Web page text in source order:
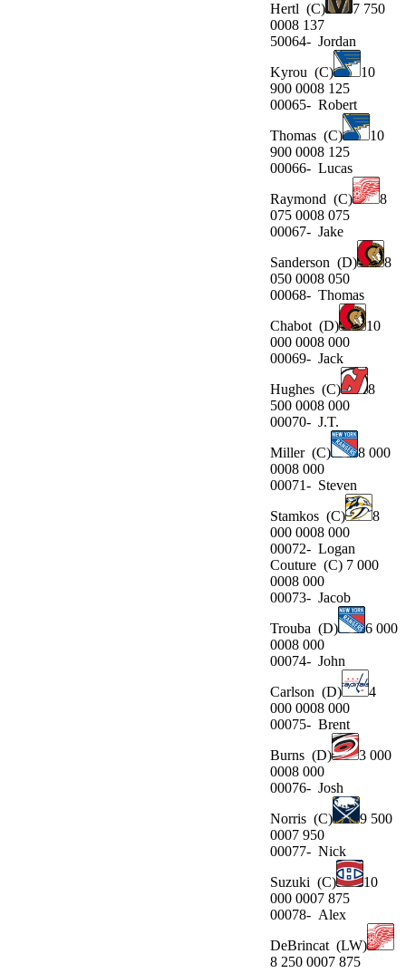
Hertl (C)
7 750
0008 137
50064- Jordan
Kyrou (C)
10
900 0008 125
00065- Robert
Thomas (C)
10
900 0008 125
00066- Lucas
Raymond (C)
8
075 0008 075
00067- Jake
Sanderson (D)
8
050 0008 050
00068- Thomas
Chabot (D)
10
000 0008 000
00069- Jack
Hughes (C)
8
500 0008 000
00070- J.T.
Miller(C)
8 000
0008 000
00071- Steven
Stamkos (C)
8
000 0008 000
00072- Logan
Couture (C) 7 000
0008 000
00073- Jacob
Trouba (D)
6 000
0008 000
00074- John
Carlson (D)
4
000 0008 000
00075- Brent
Burns (D)
3 000
0008 000
00076- Josh
Norris (C)
9 500
0007 950
00077- Nick
Suzuki (C)
10
000 0007 875
00078- Alex
DeBrincat (LW)
8 250 0007 875